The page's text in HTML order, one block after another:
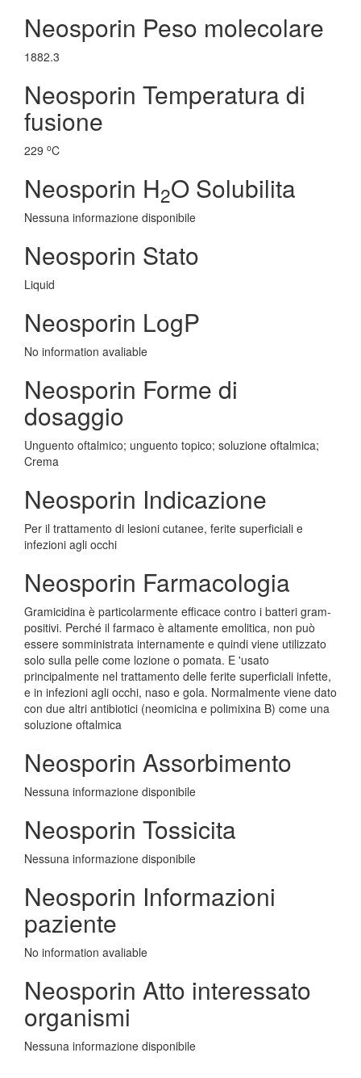
Neosporin Peso molecolare
1882.3
Neosporin Temperatura di
fusione
229 oC
Neosporin H2O Solubilita
Nessuna informazione disponibile
Neosporin Stato
Liquid
Neosporin LogP
No information avaliable
Neosporin Forme di
dosaggio
Unguento oftalmico; unguento topico; soluzione oftalmica;
Crema
Neosporin Indicazione
Per il trattamento di lesioni cutanee, ferite superficiali e
infezioni agli occhi
Neosporin Farmacologia
Gramicidina è particolarmente efficace contro i batteri gram-
positivi. Perché il farmaco è altamente emolitica, non può
essere somministrata internamente e quindi viene utilizzato
solo sulla pelle come lozione o pomata. E 'usato
principalmente nel trattamento delle ferite superficiali infette,
e in infezioni agli occhi, naso e gola. Normalmente viene dato
con due altri antibiotici (neomicina e polimixina B) come una
soluzione oftalmica
Neosporin Assorbimento
Nessuna informazione disponibile
Neosporin Tossicita
Nessuna informazione disponibile
Neosporin Informazioni
paziente
No information avaliable
Neosporin Atto interessato
organismi
Nessuna informazione disponibile